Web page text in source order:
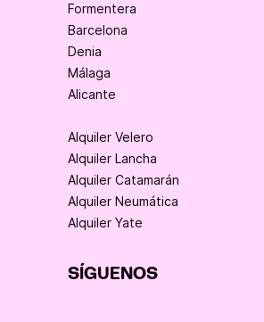
Formentera
Barcelona
Denia
Málaga
Alicante
Alquiler Velero
Alquiler Lancha
Alquiler Catamarán
Alquiler Neumática
Alquiler Yate
SÍGUENOS